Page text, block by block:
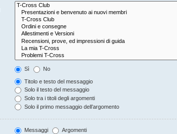
Sì No
Titolo e testo del messaggio
Solo il testo del messaggio
Solo tra i titoli degli argomenti
Solo il primo messaggio dell’argomento
Messaggi Argomenti